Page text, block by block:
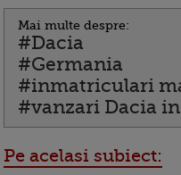
Mai multe despre:
#Dacia
#Germania
#inmatriculari
#vanzari Dacia
Pe acelasi subiect: